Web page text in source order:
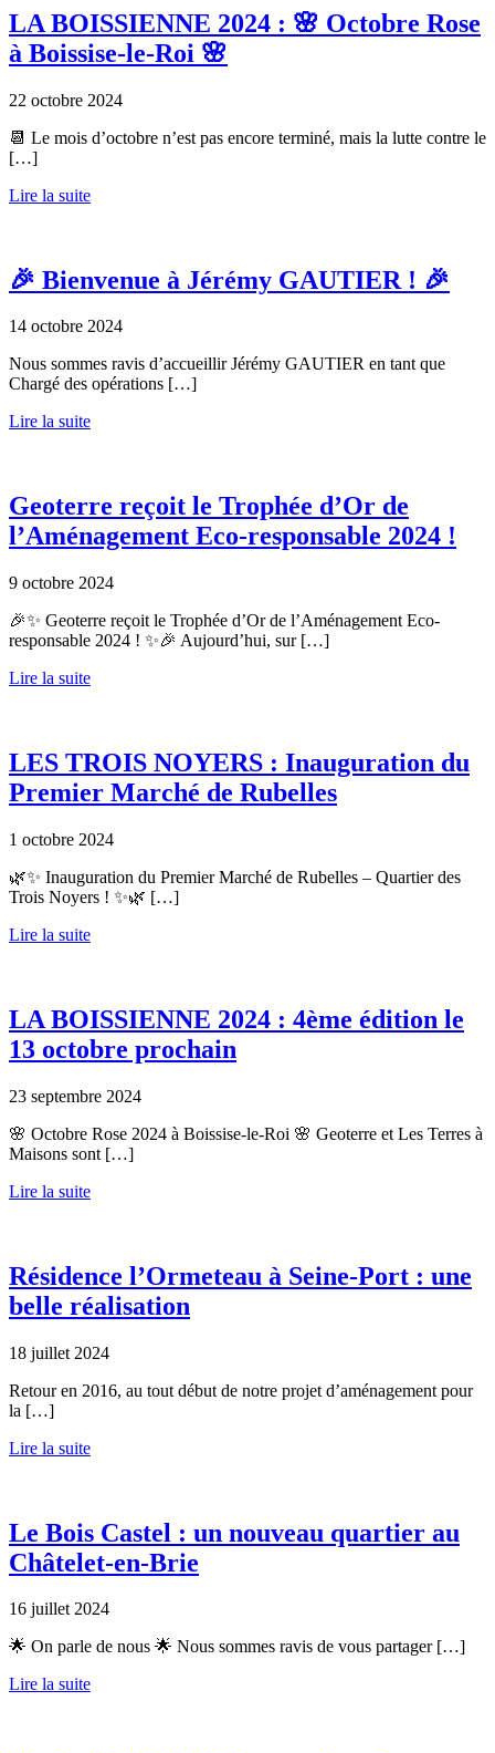
LA BOISSIENNE 2024 : 🌸 Octobre Rose
à Boissise-le-Roi 🌸
22 octobre 2024
📆 Le mois d’octobre n’est pas encore terminé, mais la lutte contre le
[…]
Lire la suite
🎉 Bienvenue à Jérémy GAUTIER ! 🎉
14 octobre 2024
Nous sommes ravis d’accueillir Jérémy GAUTIER en tant que
Chargé des opérations […]
Lire la suite
Geoterre reçoit le Trophée d’Or de
l’Aménagement Eco-responsable 2024 !
9 octobre 2024
🎉✨ Geoterre reçoit le Trophée d’Or de l’Aménagement Eco-
responsable 2024 ! ✨🎉 Aujourd’hui, sur […]
Lire la suite
LES TROIS NOYERS : Inauguration du
Premier Marché de Rubelles
1 octobre 2024
🌿✨ Inauguration du Premier Marché de Rubelles – Quartier des
Trois Noyers ! ✨🌿 […]
Lire la suite
LA BOISSIENNE 2024 : 4ème édition le
13 octobre prochain
23 septembre 2024
🌸 Octobre Rose 2024 à Boissise-le-Roi 🌸 Geoterre et Les Terres à
Maisons sont […]
Lire la suite
Résidence l’Ormeteau à Seine-Port : une
belle réalisation
18 juillet 2024
Retour en 2016, au tout début de notre projet d’aménagement pour
la […]
Lire la suite
Le Bois Castel : un nouveau quartier au
Châtelet-en-Brie
16 juillet 2024
🌟 On parle de nous 🌟 Nous sommes ravis de vous partager […]
Lire la suite